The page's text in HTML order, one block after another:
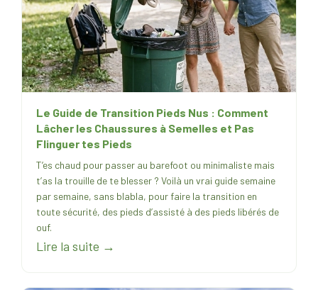
Le Guide de Transition Pieds Nus : Comment
Lâcher les Chaussures à Semelles et Pas
Flinguer tes Pieds
T’es chaud pour passer au barefoot ou minimaliste mais
t’as la trouille de te blesser ? Voilà un vrai guide semaine
par semaine, sans blabla, pour faire la transition en
toute sécurité, des pieds d’assisté à des pieds libérés de
ouf.
Lire la suite →